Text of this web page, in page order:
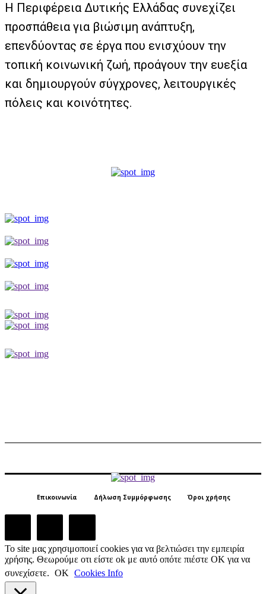
Η Περιφέρεια Δυτικής Ελλάδας συνεχίζει
προσπάθεια για βιώσιμη ανάπτυξη,
επενδύοντας σε έργα που ενισχύουν την
τοπική κοινωνική ζωή, προάγουν την ευεξία
και δημιουργούν σύγχρονες, λειτουργικές
πόλεις και κοινότητες.
Επικοινωνία Δήλωση Συμμόρφωσης Όροι χρήσης
Το site μας χρησιμοποιεί cookies για να βελτιώσει την εμπειρία
χρήσης. Θεωρούμε οτι είστε ok με αυτό οπότε πιέστε ΟΚ για να
συνεχίσετε. ΟΚ Cookies Info